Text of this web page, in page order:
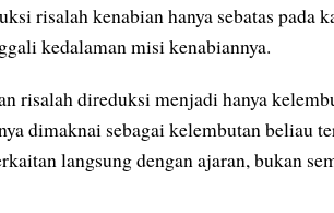
risalah kenabian hanya sebatas pada
kedalaman misi kenabiannya.
risalah direduksi menjadi hanya
dimaknai sebagai kelembutan beliau
langsung dengan ajaran, bukan